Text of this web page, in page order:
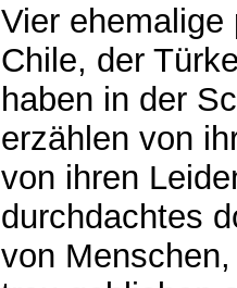
Vier
Chile, der
haben in der
erzählen von
von ihren
durchdachtes
von